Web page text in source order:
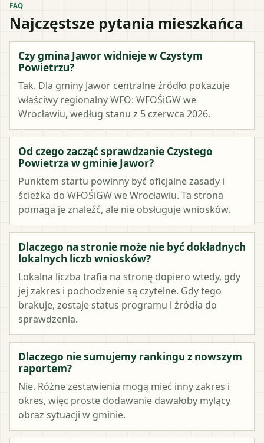
FAQ
Najczęstsze pytania mieszkańca
Czy gmina Jawor widnieje w Czystym
Powietrzu?
Tak. Dla gminy Jawor centralne źródło pokazuje
właściwy regionalny WFO: WFOŚiGW we
Wrocławiu, według stanu z 5 czerwca 2026.
Od czego zacząć sprawdzanie Czystego
Powietrza w gminie Jawor?
Punktem startu powinny być oficjalne zasady i
ścieżka do WFOŚiGW we Wrocławiu. Ta strona
pomaga je znaleźć, ale nie obsługuje wniosków.
Dlaczego na stronie może nie być dokładnych
lokalnych liczb wniosków?
Lokalna liczba trafia na stronę dopiero wtedy, gdy
jej zakres i pochodzenie są czytelne. Gdy tego
brakuje, zostaje status programu i źródła do
sprawdzenia.
Dlaczego nie sumujemy rankingu z nowszym
raportem?
Nie. Różne zestawienia mogą mieć inny zakres i
okres, więc proste dodawanie dawałoby mylący
obraz sytuacji w gminie.